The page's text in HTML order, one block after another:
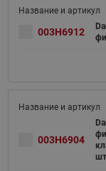
003H6912
003H6904